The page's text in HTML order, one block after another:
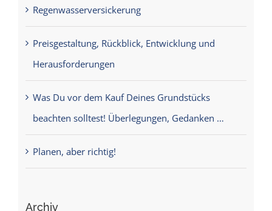
Regenwasserversickerung
Preisgestaltung, Rückblick, Entwicklung und
Herausforderungen
Was Du vor dem Kauf Deines Grundstücks
beachten solltest! Überlegungen, Gedanken …
Planen, aber richtig!
Archiv